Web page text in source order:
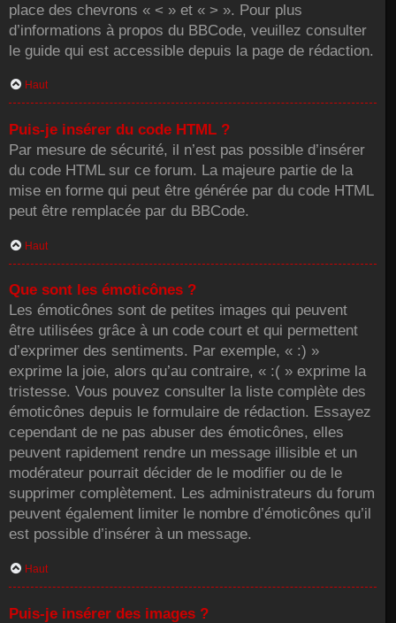
place des chevrons « < » et « > ». Pour plus
d’informations à propos du BBCode, veuillez consulter
le guide qui est accessible depuis la page de rédaction.
Haut
Puis-je insérer du code HTML ?
Par mesure de sécurité, il n’est pas possible d’insérer
du code HTML sur ce forum. La majeure partie de la
mise en forme qui peut être générée par du code HTML
peut être remplacée par du BBCode.
Haut
Que sont les émoticônes ?
Les émoticônes sont de petites images qui peuvent
être utilisées grâce à un code court et qui permettent
d’exprimer des sentiments. Par exemple, « :) »
exprime la joie, alors qu’au contraire, « :( » exprime la
tristesse. Vous pouvez consulter la liste complète des
émoticônes depuis le formulaire de rédaction. Essayez
cependant de ne pas abuser des émoticônes, elles
peuvent rapidement rendre un message illisible et un
modérateur pourrait décider de le modifier ou de le
supprimer complètement. Les administrateurs du forum
peuvent également limiter le nombre d’émoticônes qu’il
est possible d’insérer à un message.
Haut
Puis-je insérer des images ?